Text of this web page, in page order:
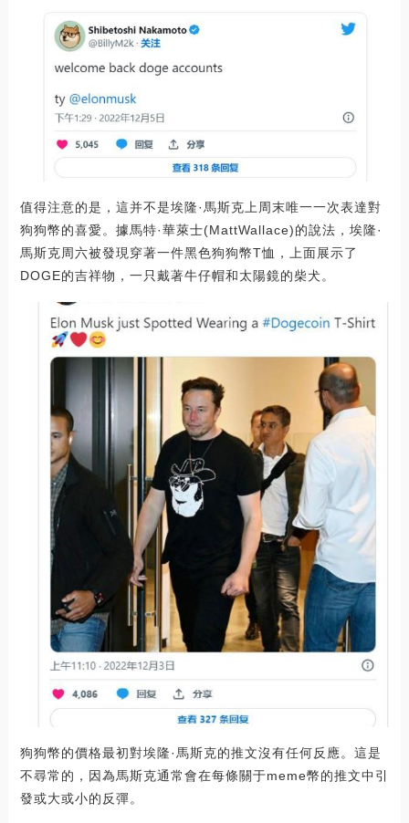
值得注意的是，這并不是埃隆·馬斯克上周末唯一一次表達對
狗狗幣的喜愛。據馬特·華萊士(MattWallace)的說法，埃隆·
馬斯克周六被發現穿著一件黑色狗狗幣T恤，上面展示了
DOGE的吉祥物，一只戴著牛仔帽和太陽鏡的柴犬。
狗狗幣的價格最初對埃隆·馬斯克的推文沒有任何反應。這是
不尋常的，因為馬斯克通常會在每條關于meme幣的推文中引
發或大或小的反彈。